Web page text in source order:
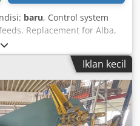
baru, Control system
Replacement for Alba,
range: 6–90 Nm.
for Alba stepper
drives. Can be installed by
Du Iex Ahgjk
Iklan kecil